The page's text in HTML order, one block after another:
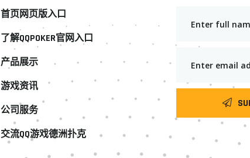
首页网页版入口
了解QQPOKER官网入口
产品展示
游戏资讯
公司服务
交流QQ游戏德洲扑克